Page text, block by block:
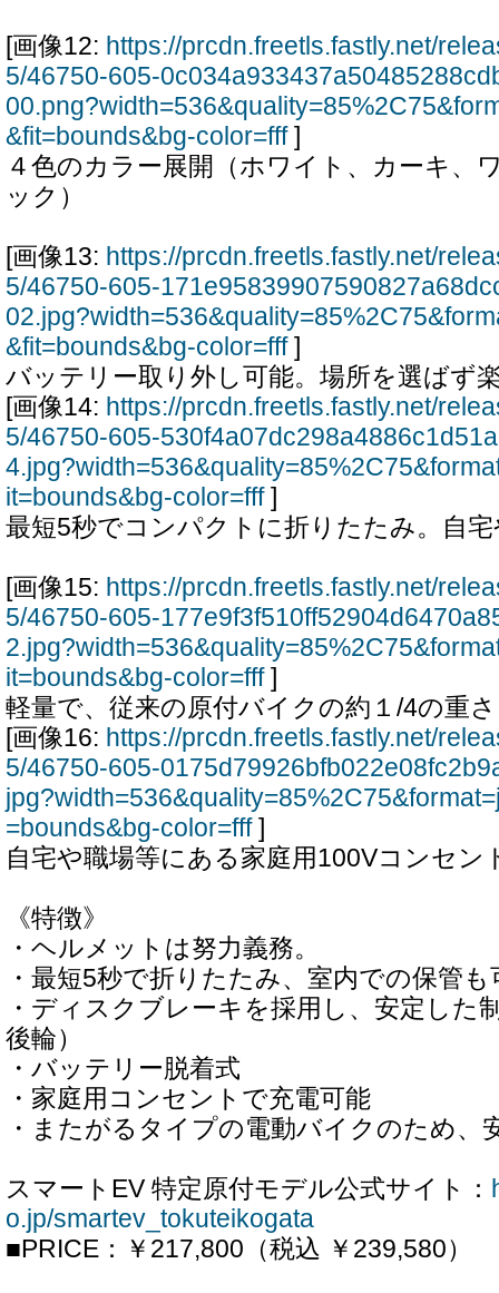
[画像12: https://prcdn.freetls.fastly.net/
5/46750-605-
&fit=bounds&bg-color=fff]
４色のカラー展開（ホワイト、カーキ、
ック）
[画像13: https://prcdn.freetls.fastly.net/
5/46750-605-
&fit=bounds&bg-color=fff]
バッテリー取り外し可能。場所を選ばず
[画像14: https://prcdn.freetls.fastly.net/
5/46750-605-
it=bounds&bg-color=fff]
最短5秒でコンパクトに折りたたみ。自
[画像15: https://prcdn.freetls.fastly.net/
5/46750-605-
it=bounds&bg-color=fff]
軽量で、従来の原付バイクの約１/4の重
[画像16: https://prcdn.freetls.fastly.net/
5/46750-605-
=bounds&bg-color=fff]
自宅や職場等にある家庭用100Vコンセン
《特徴》
・ヘルメットは努力義務。
・最短5秒で折りたたみ、室内での保管も
・ディスクブレーキを採用し、安定した
後輪）
・バッテリー脱着式
・家庭用コンセントで充電可能
・またがるタイプの電動バイクのため、
スマートEV 特定原付モデル公式サイト：
o.jp/smartev_tokuteikogata
■PRICE：￥217,800（税込 ￥239,580）